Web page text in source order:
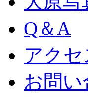
Q＆A
アクセ
お問